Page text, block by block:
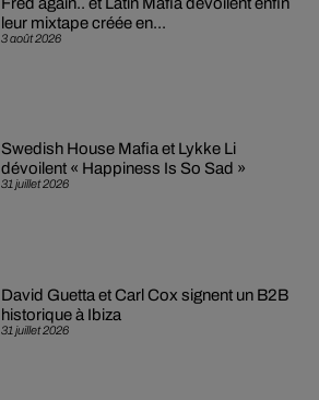
3 août 2026
leur mixtape créée en...
31 juillet 2026
Swedish House Mafia et Lykke Li
dévoilent « Happiness Is So Sad »
31 juillet 2026
David Guetta et Carl Cox signent un B2B
historique à Ibiza